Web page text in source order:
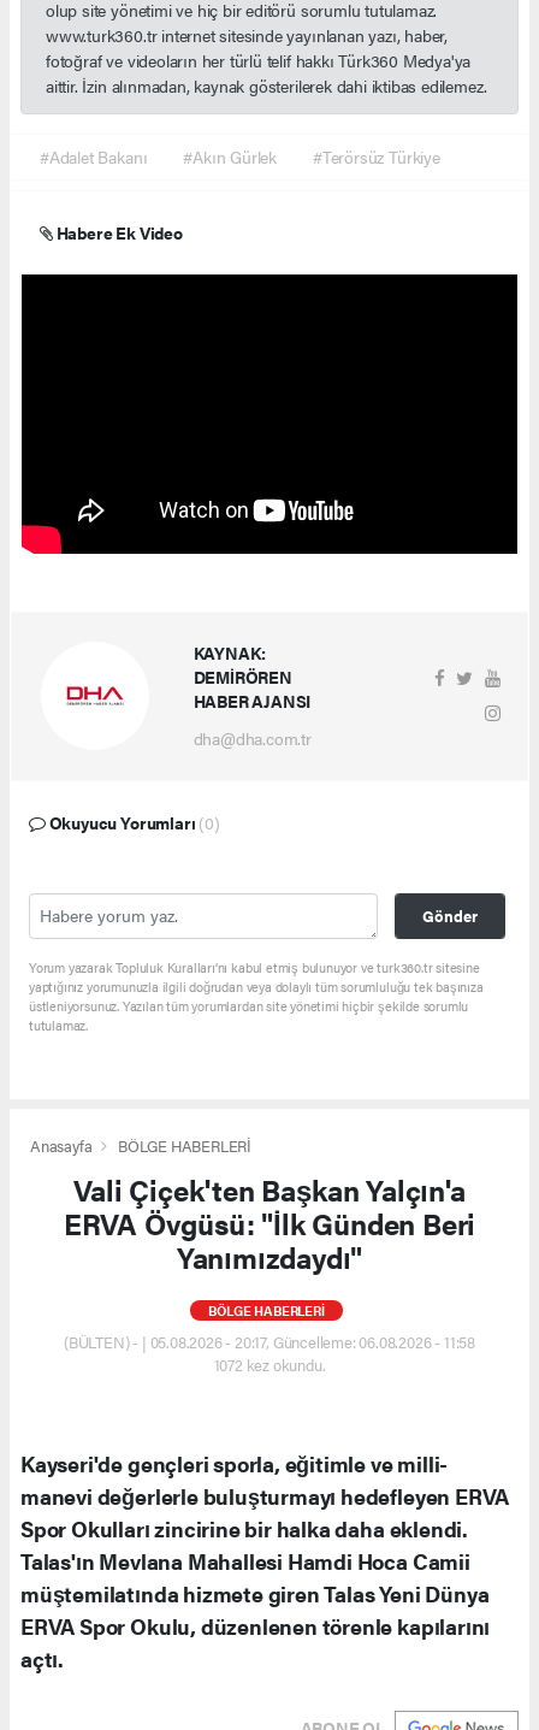
olup site yönetimi ve hiç bir editörü sorumlu tutulamaz.
www.turk360.tr internet sitesinde yayınlanan yazı, haber,
fotoğraf ve videoların her türlü telif hakkı Türk360 Medya'ya
aittir. İzin alınmadan, kaynak gösterilerek dahi iktibas edilemez.
#Adalet Bakanı #Akın Gürlek #Terörsüz Türkiye
Habere Ek Video
KAYNAK:
DEMİRÖREN
HABER AJANSI
dha@dha.com.tr
Okuyucu Yorumları (0)
Gönder
Yorum yazarak Topluluk Kuralları’nı kabul etmiş bulunuyor ve turk360.tr sitesine
yaptığınız yorumunuzla ilgili doğrudan veya dolaylı tüm sorumluluğu tek başınıza
üstleniyorsunuz. Yazılan tüm yorumlardan site yönetimi hiçbir şekilde sorumlu
tutulamaz.
Anasayfa BÖLGE HABERLERİ
Vali Çiçek'ten Başkan Yalçın'a
ERVA Övgüsü: "İlk Günden Beri
Yanımızdaydı"
BÖLGE HABERLERİ
(BÜLTEN) - | 05.08.2026 - 20:17, Güncelleme: 06.08.2026 - 11:58
1072 kez okundu.
Kayseri'de gençleri sporla, eğitimle ve milli-
manevi değerlerle buluşturmayı hedefleyen ERVA
Spor Okulları zincirine bir halka daha eklendi.
Talas'ın Mevlana Mahallesi Hamdi Hoca Camii
müştemilatında hizmete giren Talas Yeni Dünya
ERVA Spor Okulu, düzenlenen törenle kapılarını
açtı.